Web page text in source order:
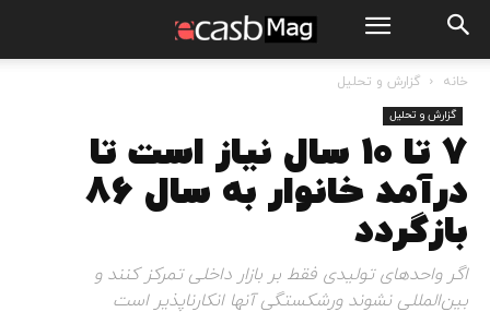
خانه گزارش و تحلیل
گزارش و تحلیل
7 تا ۱۰ سال نیاز است تا
درآمد خانوار به سال ۸۶
بازگردد
اگر واحدهای تولیدی فقط بر بازار داخلی تمرکز کنند و
بین‌المللی نشوند ورشکستگی آنها انکار‌ناپذیر است